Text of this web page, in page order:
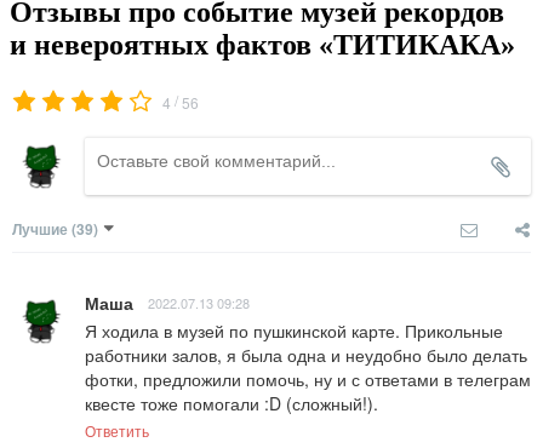
Отзывы про событие музей рекордов
и невероятных фактов «ТИТИКАКА»
4 / 56
Лучшие (39)
Маша 2022.07.13 09:28
Я ходила в музей по пушкинской карте. Прикольные
работники залов, я была одна и неудобно было делать
фотки, предложили помочь, ну и с ответами в телеграм
квесте тоже помогали :D (сложный!).
Ответить